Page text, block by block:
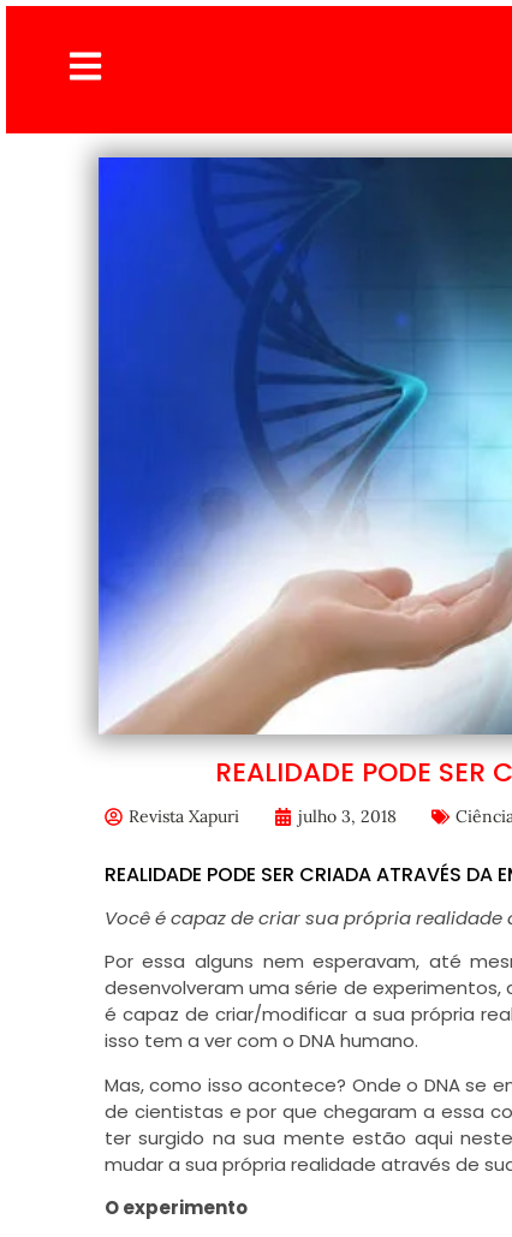
REALIDADE PODE
Revista Xapuri julho 3, 2018
REALIDADE PODE SER CRIADA ATRAVÉS DA
Você é capaz de criar sua própria realidade
Por essa alguns nem esperavam, até
desenvolveram uma série de
é capaz de criar/modificar a sua própria
isso tem a ver com o DNA humano.
Mas, como isso acontece? Onde o DNA se
de cientistas e por que chegaram a essa
ter surgido na sua mente estão aqui
mudar a sua própria realidade através de
O experimento